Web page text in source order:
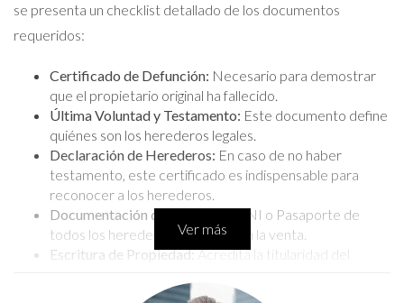
se presenta un checklist detallado de los documentos
requeridos:
Certificado de Defunción: Necesario para demostrar
que el propietario original ha fallecido.
Última Voluntad y Testamento: Este documento define
quiénes son los herederos legales.
Declaración de Herederos: En caso de no haber
testamento, este certificado es indispensable para
reconocer a los herederos.
Documentación de Identidad:DNI o Pasaporte de
todos los herederos que firmarán la venta.
Escritura de Propiedad:Acredita la titularidad del
Certificado de Cargas:Obtenido del Registro de la
Ver más